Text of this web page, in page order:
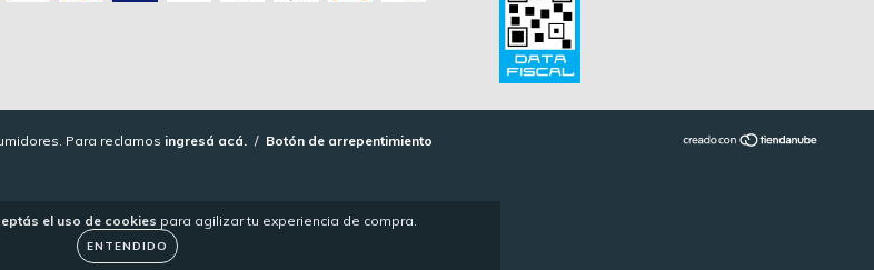
el uso de cookies para agilizar tu experiencia de compra.
ENTENDIDO
Para reclamos ingresá acá. / Botón de arrepentimiento